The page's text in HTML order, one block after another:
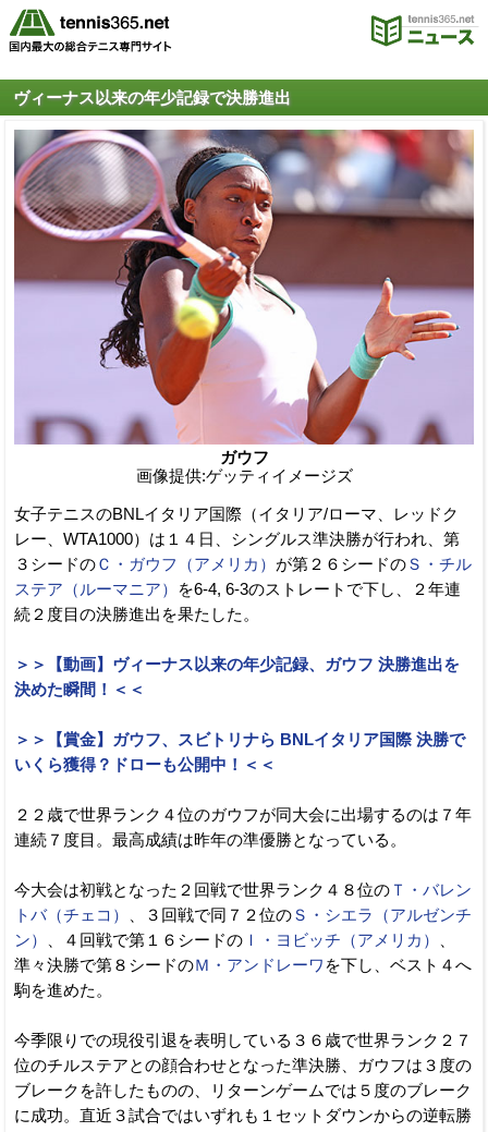
ヴィーナス以来の年少記録で決勝進出
ガウフ
画像提供:ゲッティイメージズ
女子テニスのBNLイタリア国際（イタリア/ローマ、レッドク
レー、WTA1000）は１４日、シングルス準決勝が行われ、第
３シードのＣ・ガウフ（アメリカ） が第２６シードのＳ・チル
ステア（ルーマニア）
を6-4, 6-3のストレートで下し、２年連
続２度目の決勝進出を果たした。
＞＞【動画】ヴィーナス以来の年少記録、ガウフ 決勝進出を
決めた瞬間！＜＜
＞＞【賞金】ガウフ、スビトリナら BNLイタリア国際 決勝で
いくら獲得？ドローも公開中！＜＜
２２歳で世界ランク４位のガウフが同大会に出場するのは７年
連続７度目。最高成績は昨年の準優勝となっている。
今大会は初戦となった２回戦で世界ランク４８位の Ｔ・バレン
トバ（チェコ）
、３回戦で同７２位のＳ・シエラ（アルゼンチ
ン）
、４回戦で第１６シードの Ｉ・ヨビッチ（アメリカ）
準々決勝で第８シードのＭ・アンドレーワ を下し、ベスト４へ
駒を進めた。
今季限りでの現役引退を表明している３６歳で世界ランク２７
位のチルステアとの顔合わせとなった準決勝、ガウフは３度の
ブレークを許したものの、リターンゲームでは５度のブレーク
に成功。直近３試合ではいずれも１セットダウンからの逆転勝